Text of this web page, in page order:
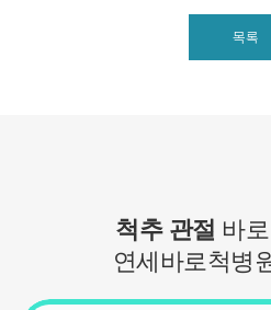
목록
척추 관절 바
연세바로척병
공을 위해 아래와 같은 개인정보를 수
[상담신청 시 수집항목]
- 수집항목: 이름, 연락처, 이메일, 나
- 기타정보: 내원정보, 처방정보, 진료
드결제 승인정보